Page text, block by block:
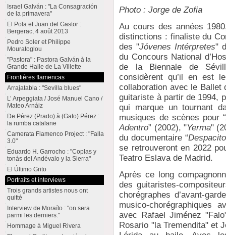
Photo : Jorge de Zofia
Au cours des années
distinctions : finaliste du
des "Jóvenes Intérpretes"
du Concours National
de la Biennale de
considèrent qu’il en est
collaboration avec le Ballet
guitariste à partir de 1994,
qui marque un tournant
musiques de scènes pour “
Adentro” (2002), "Yerma"
du documentaire “
se retrouveront en 2022
Teatro Eslava de Madrid.
Après ce long
des guitaristes-
chorégraphes d’avant-
musico-chorégraphiques
avec Rafael Jiménez
Rosario "la Tremendita" et
Israel Galván : "La Consagración
de la primavera"
El Pola et Juan del Gastor :
Bergerac, 4 août 2013
Pedro Soler et Philippe
Mouratoglou
"Pastora" : Pastora Galván à la
Grande Halle de La Villette
Frontières flamencas
Arrajatabla : "Sevilla blues"
L’ Arpeggiata / José Manuel Cano /
Mateo Arnáiz
De Pérez (Prado) à (Gato) Pérez :
la rumba catalane
Camerata Flamenco Project : "Falla
3.0"
Eduardo H. Garrocho : "Coplas y
tonás del Andévalo y la Sierra"
El Último Grito
Portraits et interviews
Trois grands artistes nous ont
quitté
Interview de Moraíto : "on sera
parmi les derniers."
Hommage à Miguel Rivera